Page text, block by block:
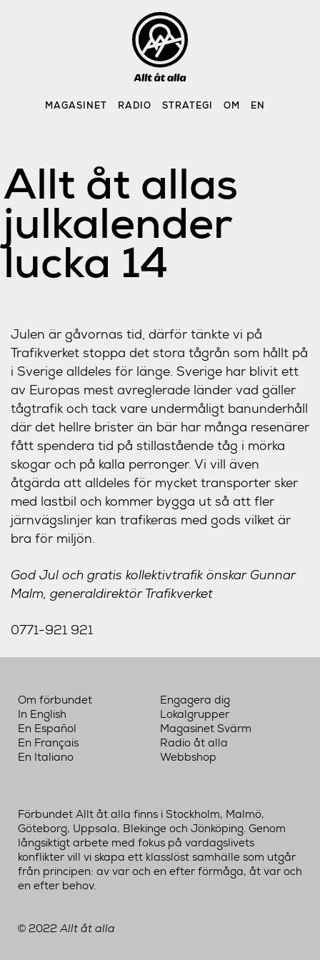
MAGASINET RADIO STRATEGI OM EN
Allt åt allas
julkalender
lucka 14
Julen är gåvornas tid, därför tänkte vi på
Trafikverket stoppa det stora tågrån som hållt på
i Sverige alldeles för länge. Sverige har blivit ett
av Europas mest avreglerade länder vad gäller
tågtrafik och tack vare undermåligt banunderhåll
där det hellre brister än bär har många resenärer
fått spendera tid på stillastående tåg i mörka
skogar och på kalla perronger. Vi vill även
åtgärda att alldeles för mycket transporter sker
med lastbil och kommer bygga ut så att fler
järnvägslinjer kan trafikeras med gods vilket är
bra för miljön.
God Jul och gratis kollektivtrafik önskar Gunnar
Malm, generaldirektör Trafikverket
0771-921 921
Om förbundet
In English
En Español
En Français
En Italiano
Engagera dig
Lokalgrupper
Magasinet Svärm
Radio åt alla
Webbshop
Förbundet Allt åt alla finns i Stockholm, Malmö,
Göteborg, Uppsala, Blekinge och Jönköping. Genom
långsiktigt arbete med fokus på vardagslivets
konflikter vill vi skapa ett klasslöst samhälle som utgår
från principen: av var och en efter förmåga, åt var och
en efter behov.
© 2022Allt åt alla